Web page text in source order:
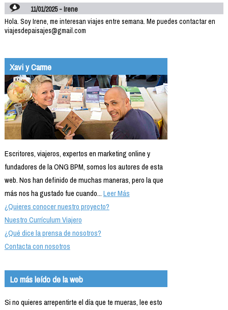
11/01/2025 - Irene
Hola. Soy Irene, me interesan viajes entre semana. Me puedes contactar en
viajesdepaisajes@gmail.com
Xavi y Carme
Escritores, viajeros, expertos en marketing online y
fundadores de la ONG BPM, somos los autores de esta
web. Nos han definido de muchas maneras, pero la que
más nos ha gustado fue cuando...Leer Más
¿Quieres conocer nuestro proyecto?
Nuestro Currículum Viajero
¿Qué dice la prensa de nosotros?
Contacta con nosotros
Lo más leído de la web
Si no quieres arrepentirte el día que te mueras, lee esto